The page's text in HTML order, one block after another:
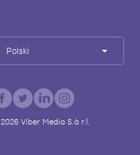
Polski
2026Viber Media S.à r.l.